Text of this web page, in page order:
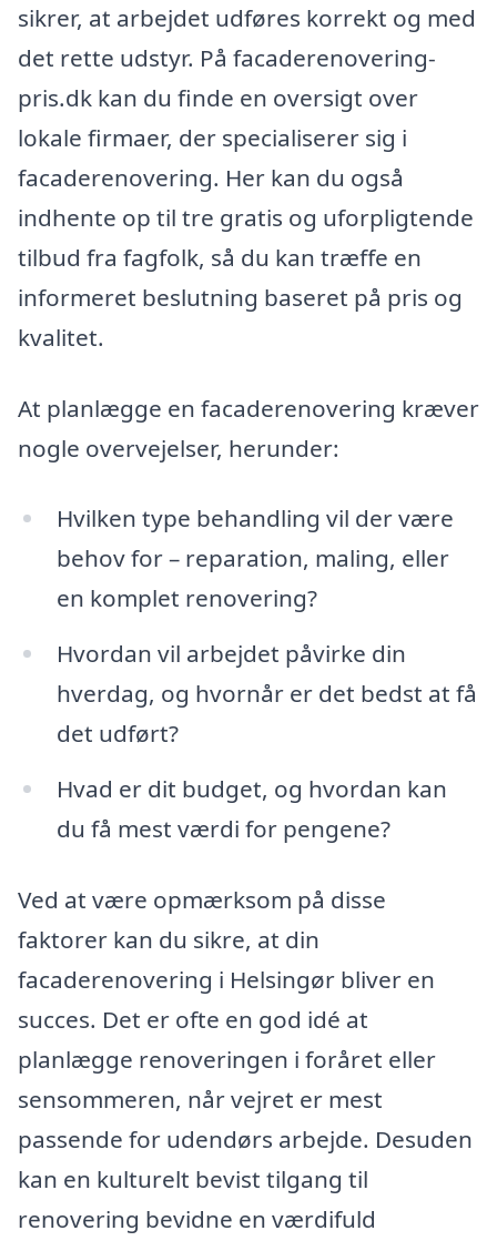
sikrer, at arbejdet udføres korrekt og med
det rette udstyr. På facaderenovering-
pris.dk kan du finde en oversigt over
lokale firmaer, der specialiserer sig i
facaderenovering. Her kan du også
indhente op til tre gratis og uforpligtende
tilbud fra fagfolk, så du kan træffe en
informeret beslutning baseret på pris og
kvalitet.
At planlægge en facaderenovering kræver
nogle overvejelser, herunder:
Hvilken type behandling vil der være
behov for – reparation, maling, eller
en komplet renovering?
Hvordan vil arbejdet påvirke din
hverdag, og hvornår er det bedst at få
det udført?
Hvad er dit budget, og hvordan kan
du få mest værdi for pengene?
Ved at være opmærksom på disse
faktorer kan du sikre, at din
facaderenovering i Helsingør bliver en
succes. Det er ofte en god idé at
planlægge renoveringen i foråret eller
sensommeren, når vejret er mest
passende for udendørs arbejde. Desuden
kan en kulturelt bevist tilgang til
renovering bevidne en værdifuld